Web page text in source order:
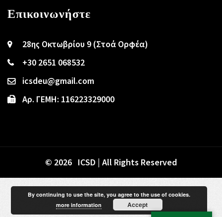
Επικοινωνήστε
28ης Οκτωβρίου 9 (Στοά Ορφέα)
+30 2651 068532
icsdeu@gmail.com
Αρ. ΓΕΜΗ: 116223329000
© 2026 ICSD | All Rights Reserved
By continuing to use the site, you agree to the use of cookies.
more information
Accept